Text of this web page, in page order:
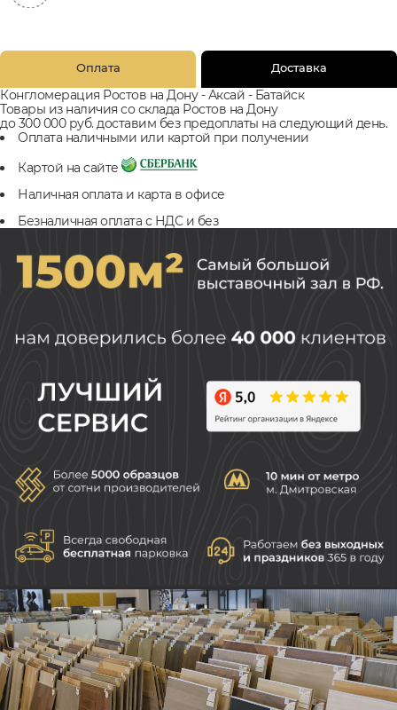
Оплата Доставка
Конгломерация Ростов на Дону - Аксай - Батайск
Товары из наличия со склада Ростов на Дону
до 300 000 руб. доставим без предоплаты на следующий день.
Оплата наличными или картой при получении
Картой на сайте
Наличная оплата и карта в офисе
Безналичная оплата с НДС и без